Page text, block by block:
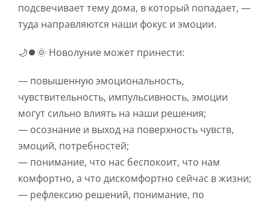
подсвечивает тему дома, в который попадает, —
туда направляются наши фокус и эмоции.
🌙⏺🌞 Новолуние может принести:
— повышенную эмоциональность,
чувствительность, импульсивность, эмоции
могут сильно влиять на наши решения;
— осознание и выход на поверхность чувств,
эмоций, потребностей;
— понимание, что нас беспокоит, что нам
комфортно, а что дискомфортно сейчас в жизни;
— рефлексию решений, понимание, по